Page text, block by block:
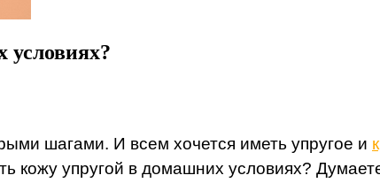
условиях?
шагами. И всем хочется иметь упругое и
кожу упругой в домашних условиях?